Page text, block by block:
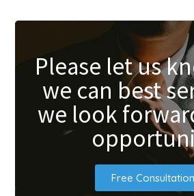
Please let us
we can best
we look
Free Consultation